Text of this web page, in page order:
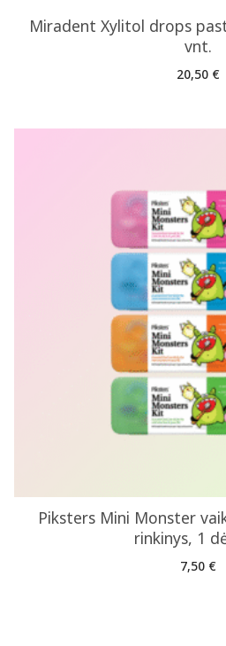
Miradent Xylitol drops
vnt.
20,50 €
Piksters Mini Monster
rinkinys, 1
7,50 €